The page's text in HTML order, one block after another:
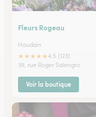
Fleurs Rogeau
Houdain
★★★★★4.5 (123)
39, rue Roger Salengro
Voir la boutique